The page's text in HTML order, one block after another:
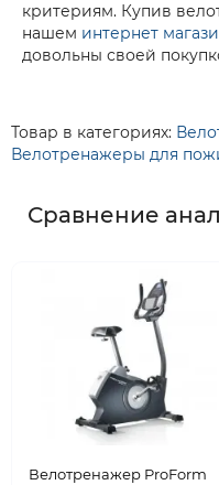
критериям. Купив
нашем интернет
довольны своей
Товар в категориях:
Велотренажеры для
Сравнение
Велотренажер ProForm